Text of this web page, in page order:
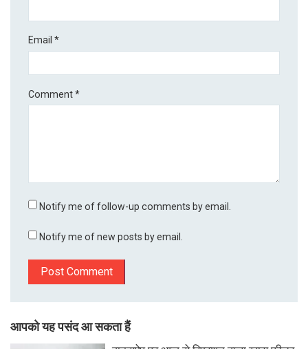
Email*
Comment*
Notify me of follow-up comments by email.
Notify me of new posts by email.
आपको यह पसंद आ सकता हैं